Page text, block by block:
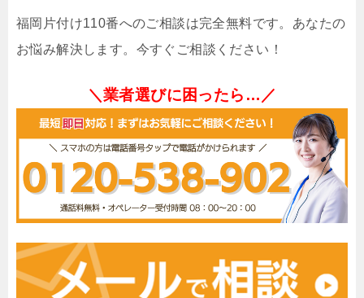
福岡片付け110番へのご相談は完全無料です。あなたの
お悩み解決します。今すぐご相談ください！
＼業者選びに困ったら…／